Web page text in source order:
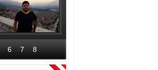
Kosova gezimiz ve
Prizren fotoğrafları
6 7 8